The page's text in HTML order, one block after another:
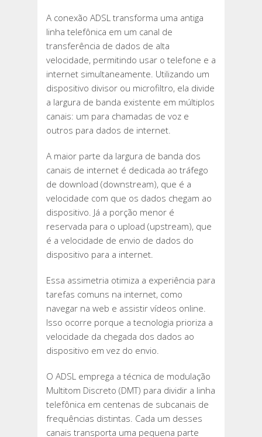
A conexão ADSL transforma uma antiga
linha telefônica em um canal de
transferência de dados de alta
velocidade, permitindo usar o telefone e a
internet simultaneamente. Utilizando um
dispositivo divisor ou microfiltro, ela divide
a largura de banda existente em múltiplos
canais: um para chamadas de voz e
outros para dados de internet.
A maior parte da largura de banda dos
canais de internet é dedicada ao tráfego
de download (downstream), que é a
velocidade com que os dados chegam ao
dispositivo. Já a porção menor é
reservada para o upload (upstream), que
é a velocidade de envio de dados do
dispositivo para a internet.
Essa assimetria otimiza a experiência para
tarefas comuns na internet, como
navegar na web e assistir vídeos online.
Isso ocorre porque a tecnologia prioriza a
velocidade da chegada dos dados ao
dispositivo em vez do envio.
O ADSL emprega a técnica de modulação
Multitom Discreto (DMT) para dividir a linha
telefônica em centenas de subcanais de
frequências distintas. Cada um desses
canais transporta uma pequena parte